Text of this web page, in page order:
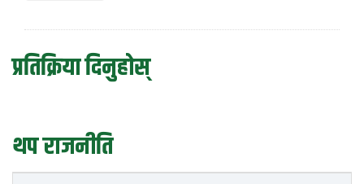
प्रतिक्रिया दिनुहोस्
थप राजनीति